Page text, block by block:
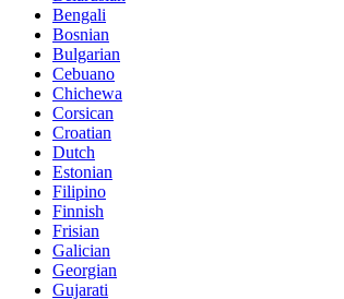
Bengali
Bosnian
Bulgarian
Cebuano
Chichewa
Corsican
Croatian
Dutch
Estonian
Filipino
Finnish
Frisian
Galician
Georgian
Gujarati